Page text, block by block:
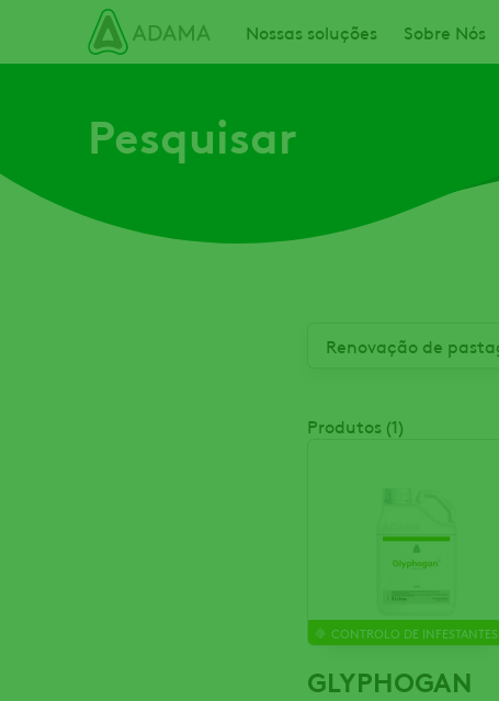
o
Main navigation
Nossas soluções Sobre Nós
Pesquisar
Produtos (1)
CONTROLO DE INFESTANTES
GLYPHOGAN